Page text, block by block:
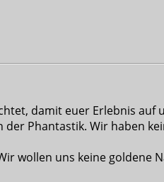
damit euer Erlebnis
Phantastik. Wir haben
wollen uns keine goldene